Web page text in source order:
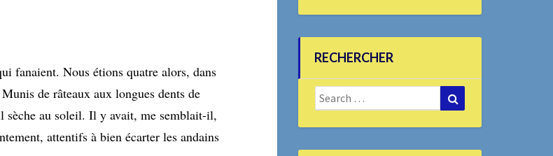
fanaient. Nous étions quatre alors, dans
de râteaux aux longues dents de
sèche au soleil. Il y avait, me semblait-il,
attentifs à bien écarter les andains
RECHERCHER
Search
for: